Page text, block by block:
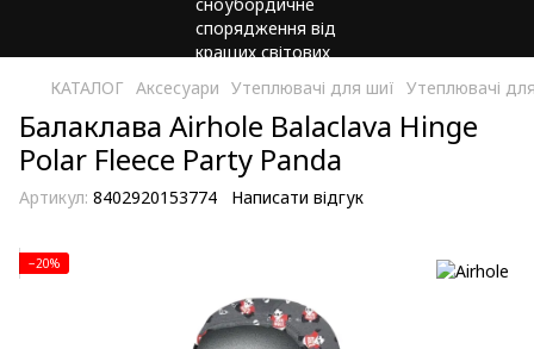
КАТАЛОГ Аксесуари Утеплювачі для шиї Утеплювачі
Балаклава Airhole Balaclava Hinge
Polar Fleece Party Panda
Артикул: 8402920153774 Написати відгук
−20%